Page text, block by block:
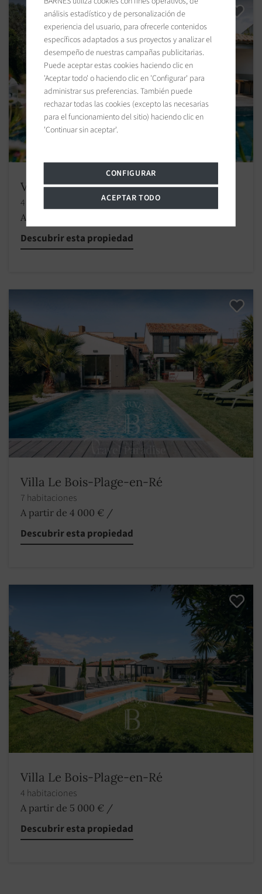
Villa La Flotte
4 habitaciones
A partir de 1 800 €
Descubrir esta propiedad
Villa Le Bois-Plage-en-Ré
7 habitaciones
A partir de 4 000 € /
Descubrir esta propiedad
Villa Le Bois-Plage-en-Ré
4 habitaciones
A partir de 5 000 € /
Descubrir esta propiedad
análisis estadístico y de personalización de
experiencia del usuario, para ofrecerle contenidos
específicos adaptados a sus proyectos y analizar el
desempeño de nuestras campañas publicitarias.
Puede aceptar estas cookies haciendo clic en
'Aceptar todo' o haciendo clic en 'Configurar' para
administrar sus preferencias. También puede
rechazar todas las cookies (excepto las necesarias
para el funcionamiento del sitio) haciendo clic en
'Continuar sin aceptar'.
CONFIGURAR
ACEPTAR TODO